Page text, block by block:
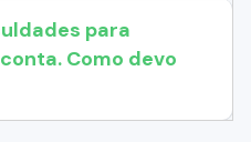
para
Como devo